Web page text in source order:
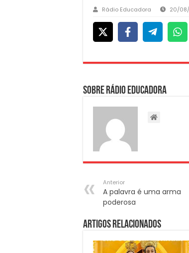
Rádio Educadora 20/
Sobre Rádio Educadora
Anterior
A palavra é uma arma
poderosa
Artigos Relacionados